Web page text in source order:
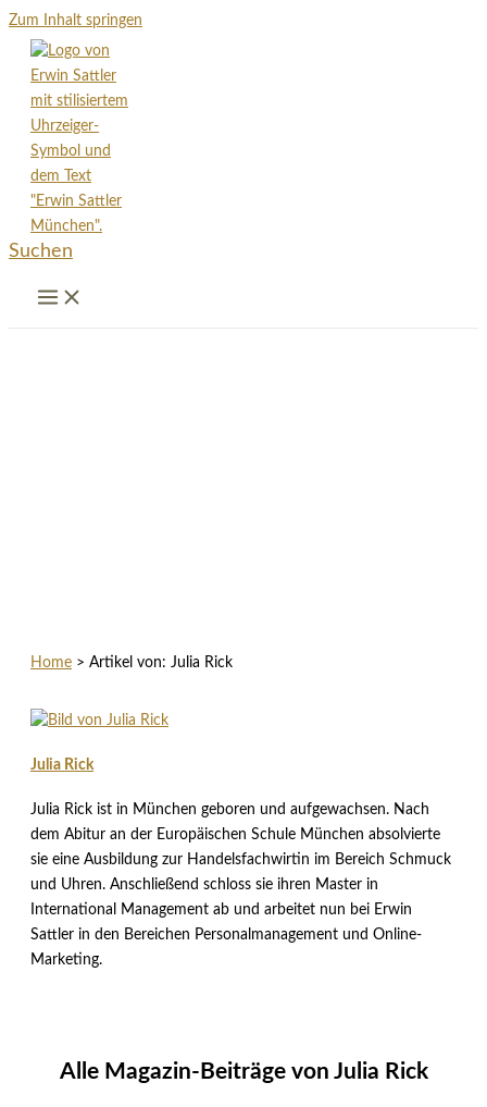
Zum Inhalt springen
Suchen
Home > Artikel von: Julia Rick
Julia Rick
Julia Rick ist in München geboren und aufgewachsen. Nach
dem Abitur an der Europäischen Schule München absolvierte
sie eine Ausbildung zur Handelsfachwirtin im Bereich Schmuck
und Uhren. Anschließend schloss sie ihren Master in
International Management ab und arbeitet nun bei Erwin
Sattler in den Bereichen Personalmanagement und Online-
Marketing.
Alle Magazin-Beiträge von Julia Rick